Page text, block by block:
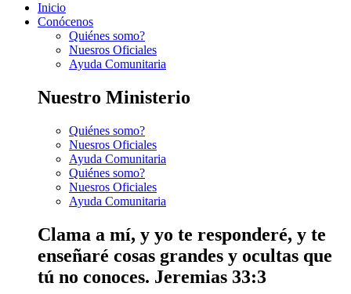
Inicio
Conócenos
Quiénes somo?
Nuesros Oficiales
Ayuda Comunitaria
Nuestro Ministerio
Quiénes somo?
Nuesros Oficiales
Ayuda Comunitaria
Quiénes somo?
Nuesros Oficiales
Ayuda Comunitaria
Clama a mí, y yo te responderé, y te
enseñaré cosas grandes y ocultas que
tú no conoces. Jeremias 33:3